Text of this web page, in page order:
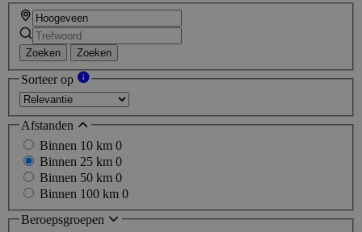
Zoeken Zoeken
Sorteer op
Afstanden
Binnen 10 km 0
Binnen 25 km 0
Binnen 50 km 0
Binnen 100 km 0
Beroepsgroepen